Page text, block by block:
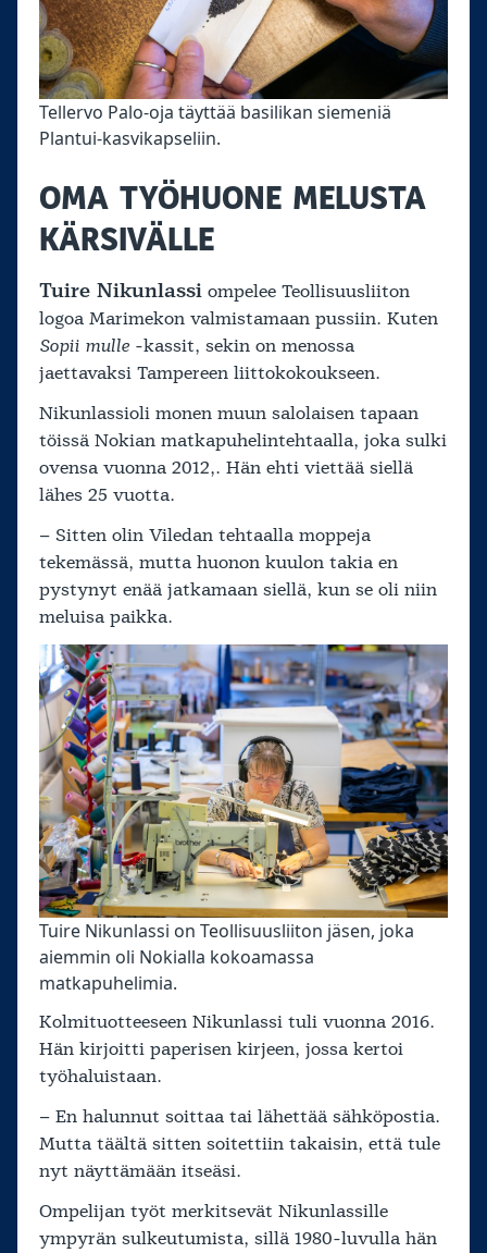
Tellervo Palo-oja täyttää basilikan siemeniä
Plantui-kasvikapseliin.
OMA TYÖHUONE MELUSTA
KÄRSIVÄLLE
Tuire Nikunlassi ompelee Teollisuusliiton
logoa Marimekon valmistamaan pussiin. Kuten
Sopii mulle -kassit, sekin on menossa
jaettavaksi Tampereen liittokokoukseen.
Nikunlassioli monen muun salolaisen tapaan
töissä Nokian matkapuhelintehtaalla, joka sulki
ovensa vuonna 2012,. Hän ehti viettää siellä
lähes 25 vuotta.
– Sitten olin Viledan tehtaalla moppeja
tekemässä, mutta huonon kuulon takia en
pystynyt enää jatkamaan siellä, kun se oli niin
meluisa paikka.
Tuire Nikunlassi on Teollisuusliiton jäsen, joka
aiemmin oli Nokialla kokoamassa
matkapuhelimia.
Kolmituotteeseen Nikunlassi tuli vuonna 2016.
Hän kirjoitti paperisen kirjeen, jossa kertoi
työhaluistaan.
– En halunnut soittaa tai lähettää sähköpostia.
Mutta täältä sitten soitettiin takaisin, että tule
nyt näyttämään itseäsi.
Ompelijan työt merkitsevät Nikunlassille
ympyrän sulkeutumista, sillä 1980-luvulla hän